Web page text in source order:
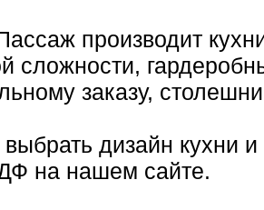
производит
сложности,
заказу,
дизайн кухни
на нашем сайте.